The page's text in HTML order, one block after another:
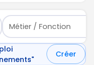
Métier / Fonction
Créer